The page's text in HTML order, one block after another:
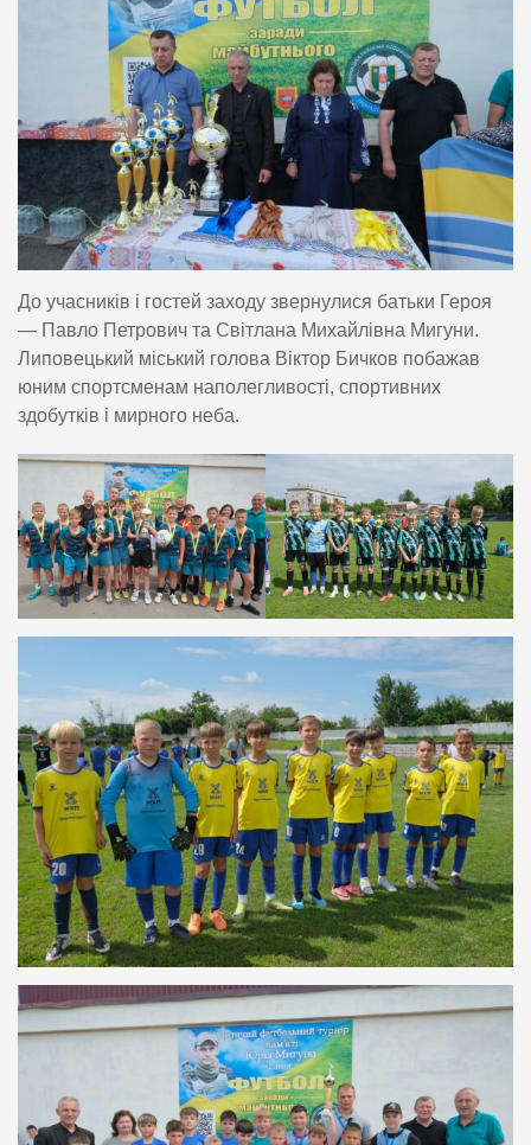
До учасників і гостей заходу звернулися батьки Героя
— Павло Петрович та Світлана Михайлівна Мигуни.
Липовецький міський голова Віктор Бичков побажав
юним спортсменам наполегливості, спортивних
здобутків і мирного неба.